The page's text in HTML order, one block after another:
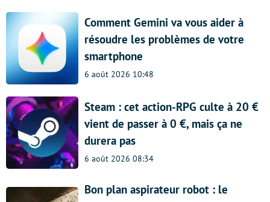
Comment Gemini va vous aider à
résoudre les problèmes de votre
smartphone
6 août 2026 10:48
Steam : cet action-RPG culte à 20 €
vient de passer à 0 €, mais ça ne
durera pas
6 août 2026 08:34
Bon plan aspirateur robot : le